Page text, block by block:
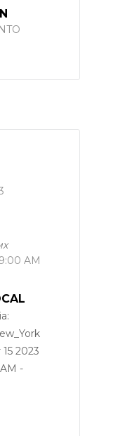
AM
15 2023
-